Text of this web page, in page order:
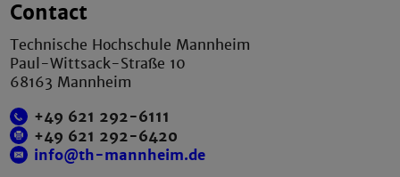
Contact
Technische Hochschule Mannheim
Paul-Wittsack-Straße 10
68163 Mannheim
+49 621 292-6111
+49 621 292-6420
info@th-mannheim.de